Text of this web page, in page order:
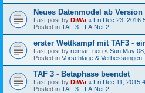
Neues Datenmodel ab Version
Last post by DiWa « Fri Dec 23, 2016
Posted in TAF 3 - LA.Net 2
erster Wettkampf mit TAF3 -
Last post by reimar_neu « Sun May
Posted in Vorschläge & Verbessungen
TAF 3 - Betaphase beendet
Last post by DiWa « Fri Dec 11, 2015
Posted in TAF 3 - LA.Net 2